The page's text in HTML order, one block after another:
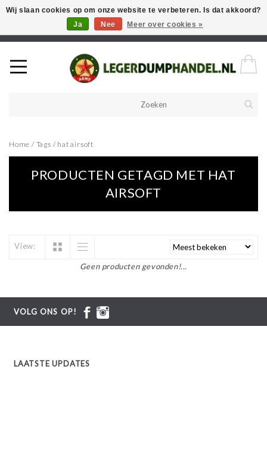
Welkom in onze webshop! Als u een product zoekt en deze niet kan
vinden in de webwinkel, neem vooral contact op!
Home / Tags / hat airsoft
PRODUCTEN GETAGD MET HAT
AIRSOFT
View:
Geen producten gevonden!...
VOLG ONS OP!
LAATSTE UPDATES
Wij slaan cookies op om onze website te verbeteren. Is dat akkoord?
Ja
Nee Meer over cookies »